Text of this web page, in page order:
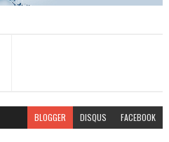
BLOGGER DISQUS FACEBOOK